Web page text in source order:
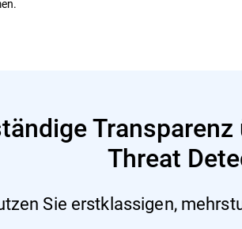
Threat
Sie erstklassigen,